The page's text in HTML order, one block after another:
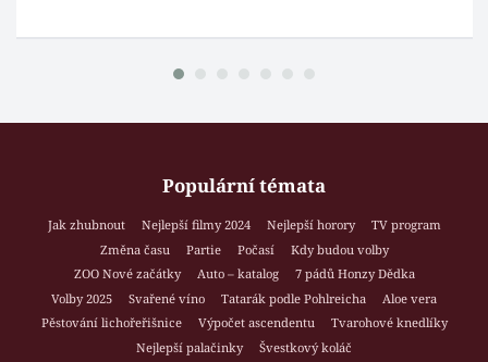
Populární témata
Jak zhubnout Nejlepší filmy 2024 Nejlepší horory
TV program
Změna času
Partie Počasí
Kdy budou volby
ZOO Nové začátky
Auto – katalog
7 pádů Honzy Dědka
Volby 2025
Svařené víno Tatarák podle Pohlreicha
Aloe vera
Pěstování lichořeřišnice
Výpočet ascendentu
Tvarohové knedlíky
Nejlepší palačinky
Švestkový koláč